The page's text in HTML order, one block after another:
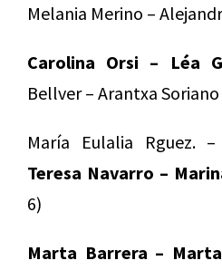
Melania Merino –
Carolina Orsi – Léa
Bellver – Arantxa
María Eulalia Rguez.
Teresa Navarro –
6)
Marta Barrera –